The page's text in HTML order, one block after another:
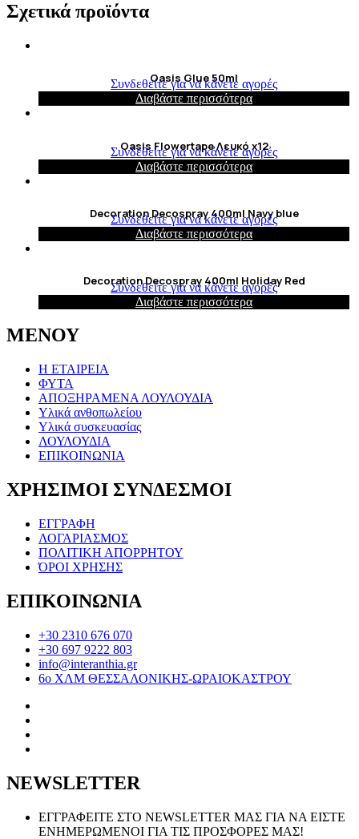
Σχετικά προϊόντα
Oasis Glue 50ml
Συνδεθείτε για να κάνετε αγορές
Διαβάστε περισσότερα
Oasis Flowertape Λευκό x12
Συνδεθείτε για να κάνετε αγορές
Διαβάστε περισσότερα
Decoration Decospray 400ml Navy blue
Συνδεθείτε για να κάνετε αγορές
Διαβάστε περισσότερα
Decoration Decospray 400ml Holiday Red
Συνδεθείτε για να κάνετε αγορές
Διαβάστε περισσότερα
ΜΕΝΟΥ
Η ΕΤΑΙΡΕΙΑ
ΦΥΤΑ
ΑΠΟΞΗΡΑΜΕΝΑ ΛΟΥΛΟΥΔΙΑ
Υλικά ανθοπωλείου
Υλικά συσκευασίας
ΛΟΥΛΟΥΔΙΑ
ΕΠΙΚΟΙΝΩΝΙΑ
ΧΡΗΣΙΜΟΙ ΣΥΝΔΕΣΜΟΙ
ΕΓΓΡΑΦΗ
ΛΟΓΑΡΙΑΣΜΟΣ
ΠΟΛΙΤΙΚΗ ΑΠΟΡΡΗΤΟΥ
ΌΡΟΙ ΧΡΗΣΗΣ
ΕΠΙΚΟΙΝΩΝΙΑ
+30 2310 676 070
+30 697 9222 803
info@interanthia.gr
6ο ΧΛΜ ΘΕΣΣΑΛΟΝΙΚΗΣ-ΩΡΑΙΟΚΑΣΤΡΟΥ
NEWSLETTER
ΕΓΓΡΑΦΕΙΤΕ ΣΤΟ NEWSLETTER ΜΑΣ ΓΙΑ ΝΑ ΕΙΣΤΕ
ΕΝΗΜΕΡΩΜΕΝΟΙ ΓΙΑ ΤΙΣ ΠΡΟΣΦΟΡΕΣ ΜΑΣ!